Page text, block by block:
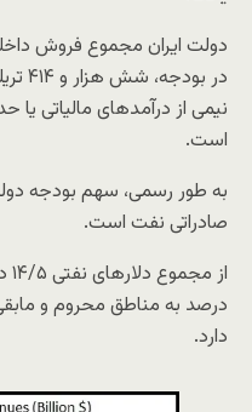
دولت ایران مجموع فروش
در
است.
صادراتی نفت است.
درصد به مناطق محروم و
دارد.